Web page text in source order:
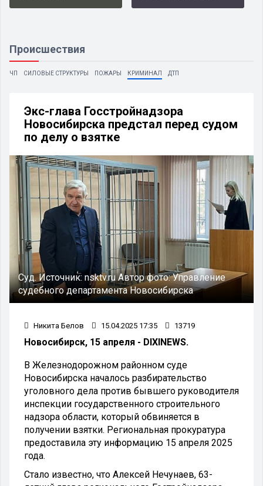
Происшествия
ЧП СИЛОВЫЕ СТРУКТУРЫ ПОЖАРЫ КРИМИНАЛ ДТП
Экс-глава Госстройнадзора
Новосибирска предстал перед судом
по делу о взятке
Суд.Источник: nsktv.ruАвтор фото:Управление
судебного департамента Новосибирска
Никита Белов 15.04.2025 17:35 13719
Новосибирск, 15 апреля - DIXINEWS.
В Железнодорожном районном суде
Новосибирска началось разбирательство
уголовного дела против бывшего руководителя
инспекции государственного строительного
надзора области, который обвиняется в
получении взятки. Региональная прокуратура
предоставила эту информацию 15 апреля 2025
года.
Стало известно, что Алексей Нечунаев, 63-